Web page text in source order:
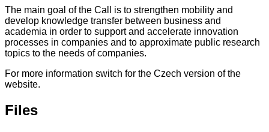
The main goal of the Call is to strengthen mobility and
develop knowledge transfer between business and
academia in order to support and accelerate innovation
processes in companies and to approximate public research
topics to the needs of companies.
For more information switch for the Czech version of the
website.
Files